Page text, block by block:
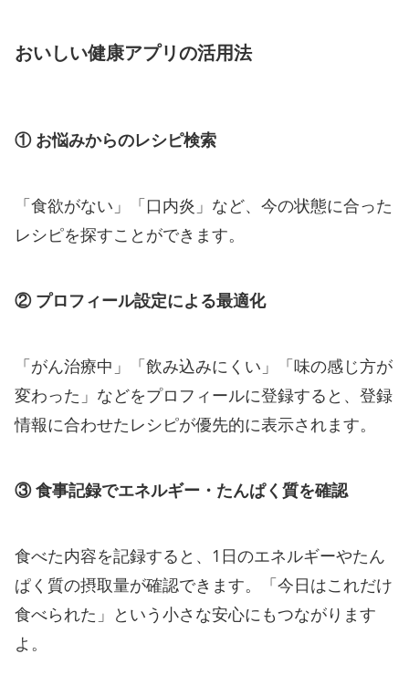
おいしい健康アプリの活用法
① お悩みからのレシピ検索
「食欲がない」「口内炎」など、今の状態に合った
レシピを探すことができます。
② プロフィール設定による最適化
「がん治療中」「飲み込みにくい」「味の感じ方が
変わった」などをプロフィールに登録すると、登録
情報に合わせたレシピが優先的に表示されます。
③ 食事記録でエネルギー・たんぱく質を確認
食べた内容を記録すると、1日のエネルギーやたん
ぱく質の摂取量が確認できます。「今日はこれだけ
食べられた」という小さな安心にもつながります
よ。